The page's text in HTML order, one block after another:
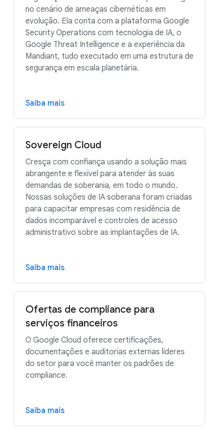
no cenário de ameaças cibernéticas em
evolução. Ela conta com a plataforma Google
Security Operations com tecnologia de IA, o
Google Threat Intelligence e a experiência da
Mandiant, tudo executado em uma estrutura de
segurança em escala planetária.
Saiba mais
Sovereign Cloud
Cresça com confiança usando a solução mais
abrangente e flexível para atender às suas
demandas de soberania, em todo o mundo.
Nossas soluções de IA soberana foram criadas
para capacitar empresas com residência de
dados incomparável e controles de acesso
administrativo sobre as implantações de IA.
Saiba mais
Ofertas de compliance para
serviços financeiros
O Google Cloud oferece certificações,
documentações e auditorias externas líderes
do setor para você manter os padrões de
compliance.
Saiba mais